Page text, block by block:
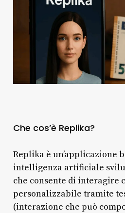
Che cos’è Replika?
Replika è un’applicazione
intelligenza artificiale
che consente di interagire
personalizzabile tramite
(interazione che può